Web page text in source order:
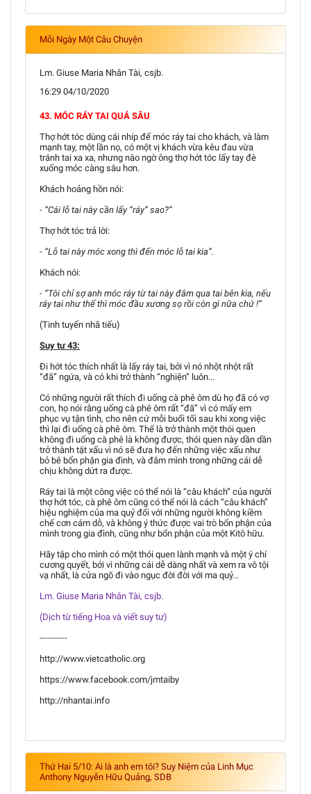
Mỗi Ngày Một Câu Chuyện
Lm. Giuse Maria Nhân Tài, csjb.
16:29 04/10/2020
43. MÓC RÁY TAI QUÁ SÂU
Thợ hớt tóc dùng cái nhíp để móc ráy tai cho khách, và làm
mạnh tay, một lần nọ, có một vị khách vừa kêu đau vừa
tránh tai xa xa, nhưng nào ngờ ông thợ hớt tóc lấy tay đè
xuống móc càng sâu hơn.
Khách hoảng hồn nói:
- “Cái lỗ tai này cần lấy “ráy” sao?”
Thợ hớt tóc trả lời:
- “Lỗ tai này móc xong thì đến móc lỗ tai kia”.
Khách nói:
- “Tôi chỉ sợ anh móc ráy từ tai này đâm qua tai bên kia, nếu
ráy tai như thế thì móc đầu xương sọ rồi còn gì nữa chứ !”
(Tinh tuyển nhã tiếu)
Suy tư 43:
Đi hớt tóc thích nhất là lấy ráy tai, bởi vì nó nhột nhột rất
“đã” ngứa, và có khi trở thành “nghiện” luôn...
Có những người rất thích đi uống cà phê ôm dù họ đã có vợ
con, họ nói rằng uống cà phê ôm rất “đã” vì có mấy em
phục vụ tận tình, cho nên cứ mỗi buổi tối sau khi xong việc
thì lại đi uống cà phê ôm. Thế là trở thành một thói quen
không đi uống cà phê là không được, thói quen này dần dần
trở thành tật xấu vì nó sẽ đưa họ đến những việc xấu như
bỏ bê bổn phận gia đình, và đắm mình trong những cái dễ
chịu không dứt ra được.
Ráy tai là một công việc có thể nói là “câu khách” của người
thợ hớt tóc, cà phê ôm cũng có thể nói là cách “câu khách”
hiệu nghiệm của ma quỷ đối với những người không kiềm
chế cơn cám dỗ, và không ý thức được vai trò bổn phận của
mình trong gia đình, cũng như bổn phận của một Kitô hữu.
Hãy tập cho mình có một thói quen lành mạnh và một ý chí
cương quyết, bởi vì những cái dễ dàng nhất và xem ra vô tội
vạ nhất, là cửa ngõ đi vào ngục đời đời với ma quỷ...
Lm. Giuse Maria Nhân Tài, csjb.
(Dịch từ tiếng Hoa và viết suy tư)
----------
http://www.vietcatholic.org
https://www.facebook.com/jmtaiby
http://nhantai.info
Thứ Hai 5/10: Ai là anh em tôi? Suy Niệm của Linh Mục
Anthony Nguyễn Hữu Quảng, SDB